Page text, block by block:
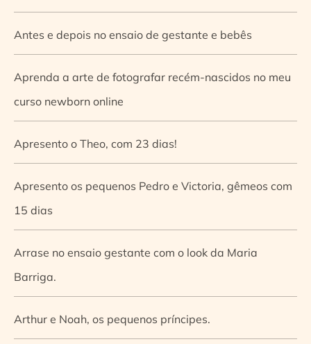
Antes e depois no ensaio de gestante e bebês
Aprenda a arte de fotografar recém-nascidos no meu
curso newborn online
Apresento o Theo, com 23 dias!
Apresento os pequenos Pedro e Victoria, gêmeos com
15 dias
Arrase no ensaio gestante com o look da Maria
Barriga.
Arthur e Noah, os pequenos príncipes.